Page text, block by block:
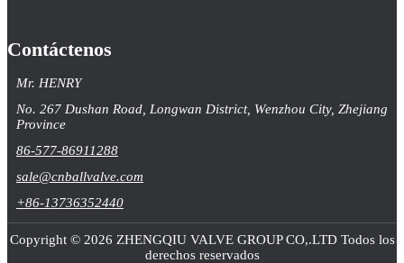
Contáctenos
Mr. HENRY
No. 267 Dushan Road, Longwan District, Wenzhou City, Zhejiang
Province
86-577-86911288
sale@cnballvalve.com
+86-13736352440
Copyright © 2026 ZHENGQIU VALVE GROUP CO,.LTD Todos los
derechos reservados